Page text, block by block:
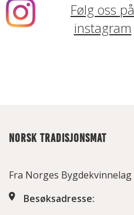
Følg oss på
instagram
NORSK TRADISJONSMAT
Fra Norges Bygdekvinnelag
Besøksadresse: